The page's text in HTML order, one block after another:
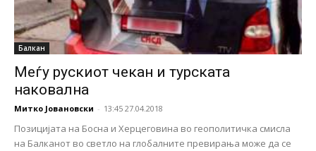
Балкан
Меѓу рускиот чекан и турската
наковална
Митко Јовановски - 13:45 27.04.2018
Позицијата на Босна и Херцеговина во геополитичка смисла
на Балканот во светло на глобалните превирања може да се